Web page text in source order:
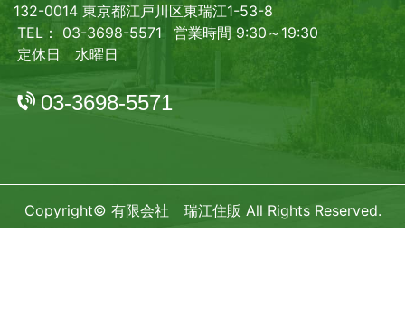
132-0014 東京都江戸川区東瑞江1-53-8
TEL： 03-3698-5571
営業時間 9:30～19:30
定休日 水曜日
03-3698-5571
Copyright© 有限会社 瑞江住販 All Rights Reserved.